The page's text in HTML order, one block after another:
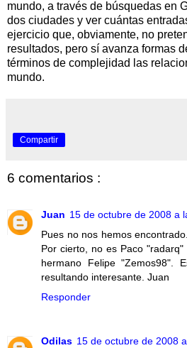
mundo, a través de búsquedas en
dos ciudades y ver cuántas
ejercicio que, obviamente, no
resultados, pero sí avanza formas
términos de complejidad las
mundo.
Compartir
6 comentarios :
Juan 15 de octubre de 2008 a
Pues no nos hemos
Por cierto, no es Paco
hermano Felipe "Zemos98".
resultando interesante. Juan
Responder
Odilas 15 de octubre de 2008